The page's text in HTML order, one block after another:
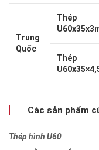
Trung
Quốc
Thép
Thép
Các sản phẩm
Thép hình U60